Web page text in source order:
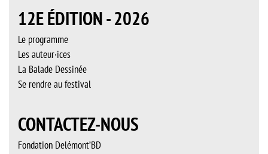
12E ÉDITION - 2026
Le programme
Les auteur·ices
La Balade Dessinée
Se rendre au festival
CONTACTEZ-NOUS
Fondation Delémont’BD